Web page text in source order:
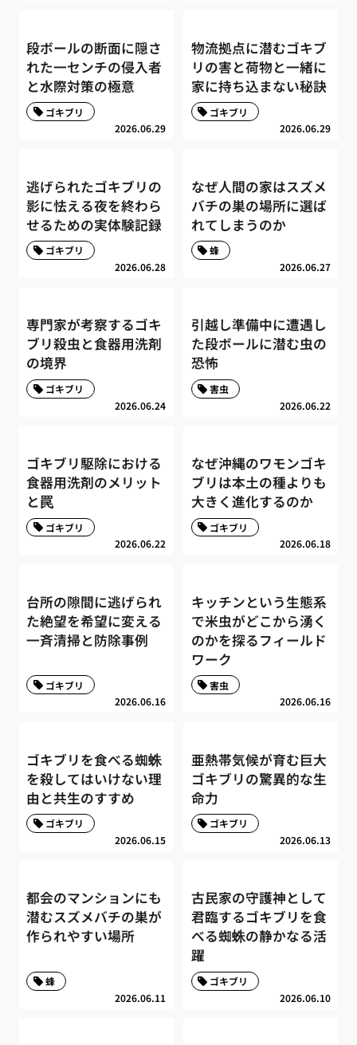
段ボールの断面に隠さ
れた一センチの侵入者
と水際対策の極意
2026.06.29
ゴキブリ
物流拠点に潜むゴキブ
リの害と荷物と一緒に
家に持ち込まない秘訣
2026.06.29
ゴキブリ
逃げられたゴキブリの
影に怯える夜を終わら
せるための実体験記録
2026.06.28
ゴキブリ
なぜ人間の家はスズメ
バチの巣の場所に選ば
れてしまうのか
2026.06.27
蜂
専門家が考察するゴキ
ブリ殺虫と食器用洗剤
の境界
2026.06.24
ゴキブリ
引越し準備中に遭遇し
た段ボールに潜む虫の
恐怖
2026.06.22
害虫
ゴキブリ駆除における
食器用洗剤のメリット
と罠
2026.06.22
ゴキブリ
なぜ沖縄のワモンゴキ
ブリは本土の種よりも
大きく進化するのか
2026.06.18
ゴキブリ
台所の隙間に逃げられ
た絶望を希望に変える
一斉清掃と防除事例
2026.06.16
ゴキブリ
キッチンという生態系
で米虫がどこから湧く
のかを探るフィールド
ワーク
2026.06.16
害虫
ゴキブリを食べる蜘蛛
を殺してはいけない理
由と共生のすすめ
2026.06.15
ゴキブリ
亜熱帯気候が育む巨大
ゴキブリの驚異的な生
命力
2026.06.13
ゴキブリ
都会のマンションにも
潜むスズメバチの巣が
作られやすい場所
2026.06.11
蜂
古民家の守護神として
君臨するゴキブリを食
べる蜘蛛の静かなる活
躍
2026.06.10
ゴキブリ